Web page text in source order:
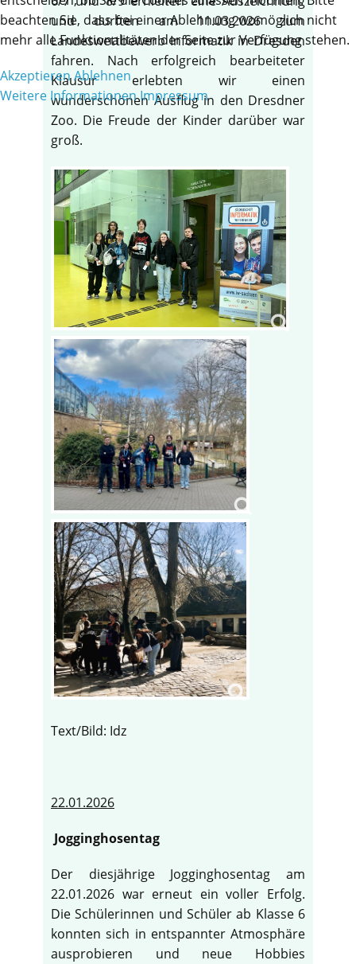
und durften am 11.03.2026 zum
Landeswettbewerb Informatik in Dresden
fahren. Nach erfolgreich bearbeiteter
Klausur erlebten wir einen
wunderschönen Ausflug in den Dresdner
Zoo. Die Freude der Kinder darüber war
groß.
Text/Bild: Idz
22.01.2026
Jogginghosentag
Der diesjährige Jogginghosentag am
22.01.2026 war erneut ein voller Erfolg.
Die Schülerinnen und Schüler ab Klasse 6
konnten sich in entspannter Atmosphäre
ausprobieren und neue Hobbies
beachten Sie, dass bei einer Ablehnung womöglich nicht
mehr alle Funktionalitäten der Seite zur Verfügung stehen.
AkzeptierenAblehnen
Weitere Informationen Impressum